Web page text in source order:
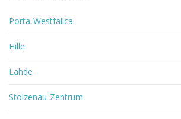
Porta-Westfalica
Hille
Lahde
Stolzenau-Zentrum